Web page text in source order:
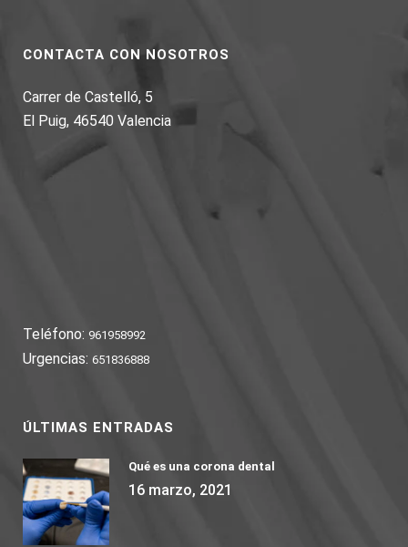
CONTACTA CON NOSOTROS
Carrer de Castelló, 5
El Puig, 46540 Valencia
Teléfono: 961958992
Urgencias: 651836888
ÚLTIMAS ENTRADAS
Qué es una corona dental
16 marzo, 2021